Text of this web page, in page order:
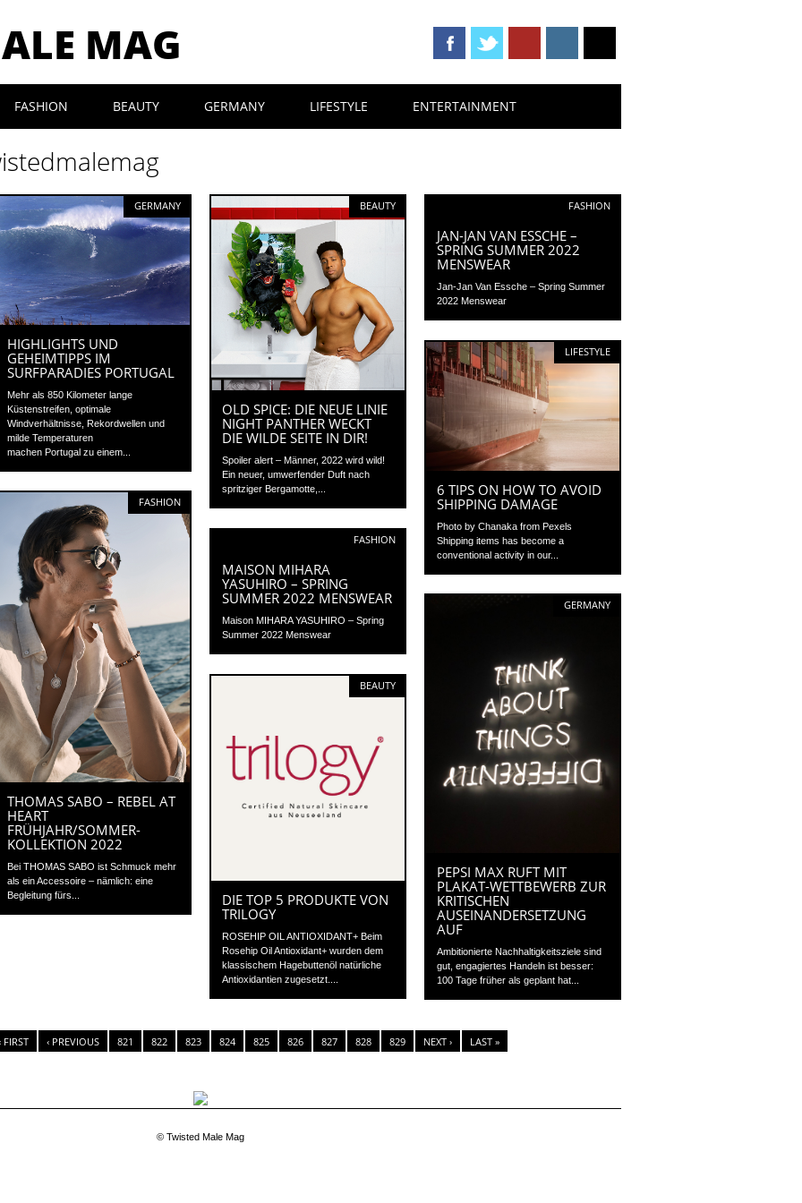
MAG
FASHION BEAUTY GERMANY LIFESTYLE ENTERTAINMENT
GERMANY
HIGHLIGHTS UND
GEHEIMTIPPS IM
SURFPARADIES PORTUGAL
Mehr als 850 Kilometer lange
Küstenstreifen, optimale
Windverhältnisse, Rekordwellen und
milde Temperaturen
machen Portugal zu einem...
BEAUTY
OLD SPICE: DIE NEUE LINIE
NIGHT PANTHER WECKT
DIE WILDE SEITE IN DIR!
Spoiler alert – Männer, 2022 wird wild!
Ein neuer, umwerfender Duft nach
spritziger Bergamotte,...
FASHION
JAN-JAN VAN ESSCHE –
SPRING SUMMER 2022
MENSWEAR
Jan-Jan Van Essche – Spring Summer
2022 Menswear
LIFESTYLE
6 TIPS ON HOW TO AVOID
SHIPPING DAMAGE
Photo by Chanaka from Pexels
Shipping items has become a
conventional activity in our...
FASHION
THOMAS SABO – REBEL AT
HEART
FRÜHJAHR/SOMMER-
KOLLEKTION 2022
Bei THOMAS SABO ist Schmuck mehr
als ein Accessoire – nämlich: eine
Begleitung fürs...
FASHION
MAISON MIHARA
YASUHIRO – SPRING
SUMMER 2022 MENSWEAR
Maison MIHARA YASUHIRO – Spring
Summer 2022 Menswear
GERMANY
PEPSI MAX RUFT MIT
PLAKAT-WETTBEWERB ZUR
KRITISCHEN
AUSEINANDERSETZUNG
AUF
Ambitionierte Nachhaltigkeitsziele sind
gut, engagiertes Handeln ist besser:
100 Tage früher als geplant hat...
BEAUTY
DIE TOP 5 PRODUKTE VON
TRILOGY
ROSEHIP OIL ANTIOXIDANT+ Beim
Rosehip Oil Antioxidant+ wurden dem
klassischem Hagebuttenöl natürliche
Antioxidantien zugesetzt....
FIRST ‹ PREVIOUS 821 822 823 824 825 826 827 828 829 NEXT › LAST »
© Twisted Male Mag